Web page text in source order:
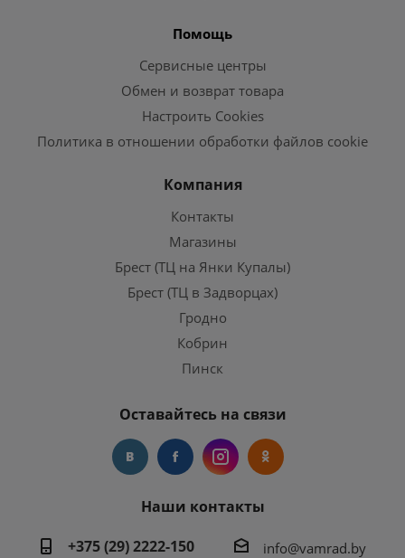
Помощь
Сервисные центры
Обмен и возврат товара
Настроить Cookies
Политика в отношении обработки файлов cookie
Компания
Контакты
Магазины
Брест (ТЦ на Янки Купалы)
Брест (ТЦ в Задворцах)
Гродно
Кобрин
Пинск
Оставайтесь на связи
Наши контакты
+375 (29) 2222-150
info@vamrad.by